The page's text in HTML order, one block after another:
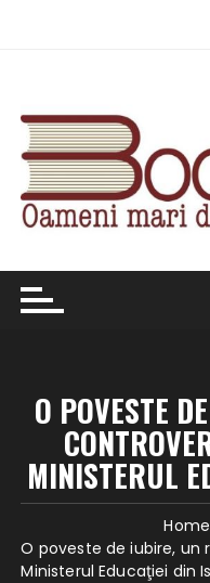
O POVESTE
MINISTERUL
Home
O poveste de iubire, un
Ministerul Educaţiei din